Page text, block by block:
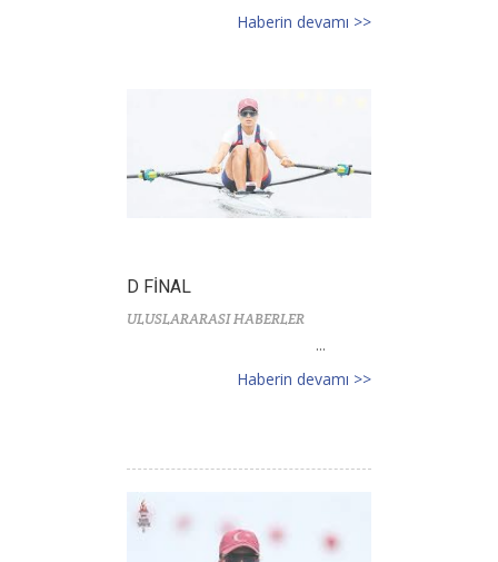
Haberin devamı >>
D FİNAL
ULUSLARARASI HABERLER
...
Haberin devamı >>